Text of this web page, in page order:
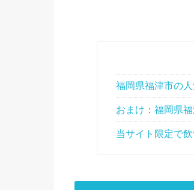
福岡県福津市の
おまけ：福岡県
当サイト限定で